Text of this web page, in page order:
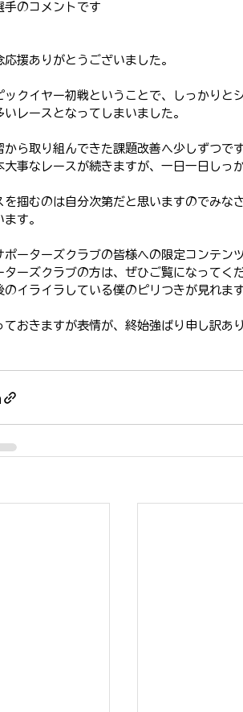
手のコメントです
応援ありがとうございました。
ックイヤー初戦ということで、しっかりと
いレースとなってしまいました。
から取り組んできた課題改善へ少しずつで
大事なレースが続きますが、一日一日しっ
を掴むのは自分次第だと思いますのでみな
す。
ポーターズクラブの皆様への限定コンテン
ターズクラブの方は、ぜひご覧になってくだ
のイライラしている僕のピリつきが見れま
ておきますが表情が、終始強ばり申し訳あ